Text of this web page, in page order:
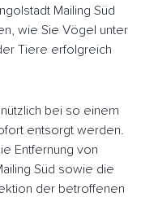
Mailing Süd
wie Sie Vögel unter
Tiere erfolgreich
bei so einem
entsorgt werden.
Entfernung von
Süd sowie die
der betroffenen